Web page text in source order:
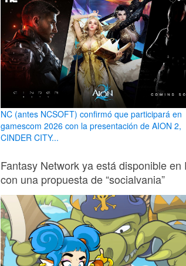
NC (antes NCSOFT) confirmó que participará en
gamescom 2026 con la presentación de AION 2,
CINDER CITY...
Fantasy Network ya está disponible en
con una propuesta de “socialvania”